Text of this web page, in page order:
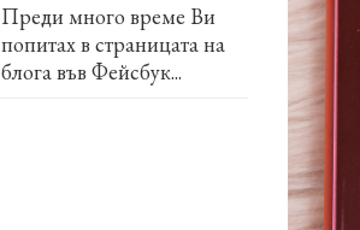
Преди много време Ви
попитах в страницата на
блога във Фейсбук...